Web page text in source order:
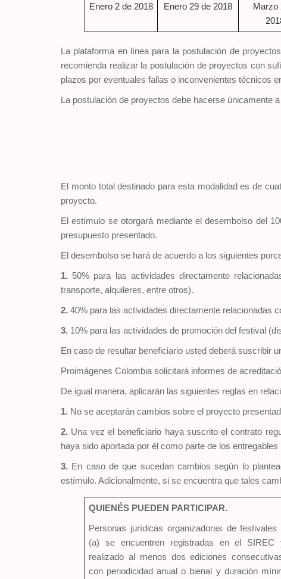
Enero 2 de 2018 Enero 29 de 2018
Marzo
La plataforma en línea para la postulación de
recomienda realizar la postulación de proyectos con
plazos por eventuales fallas o inconvenientes técnicos
La postulación de proyectos debe hacerse únicamente
El monto total destinado para esta modalidad es de
proyecto.
El estímulo se otorgará mediante el desembolso del
presupuesto presentado.
El desembolso se hará de acuerdo a los siguientes
1. 50% para las actividades directamente
transporte, alquileres, entre otros).
2. 40% para las actividades directamente relacionadas
3. 10% para las actividades de promoción del festival
En caso de resultar beneficiario usted deberá suscribir
Proimágenes Colombia solicitará informes de
De igual manera, aplicarán las siguientes reglas en
1. No se aceptarán cambios sobre el proyecto
2. Una vez el beneficiario haya suscrito el contrato
haya sido aportada por él como parte de los entregables
3. En caso de que sucedan cambios según lo
estímulo. Adicionalmente, si se encuentra que tales
QUIENÉS PUEDEN PARTICIPAR.
Personas jurídicas organizadoras de
(a) se encuentren registradas en el
realizado al menos dos ediciones
con periodicidad anual o bienal y duración